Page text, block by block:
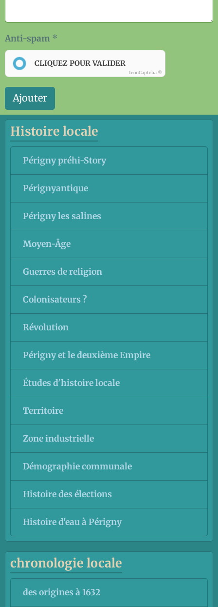
Anti-spam
CLIQUEZ POUR VALIDER
IconCaptcha ©
Ajouter
Histoire locale
Périgny préhi-Story
Pérignyantique
Périgny les salines
Moyen-Âge
Guerres de religion
Colonisateurs ?
Révolution
Périgny et le deuxième Empire
Études d'histoire locale
Territoire
Zone industrielle
Démographie communale
Histoire des élections
Histoire d'eau à Périgny
chronologie locale
des origines à 1632